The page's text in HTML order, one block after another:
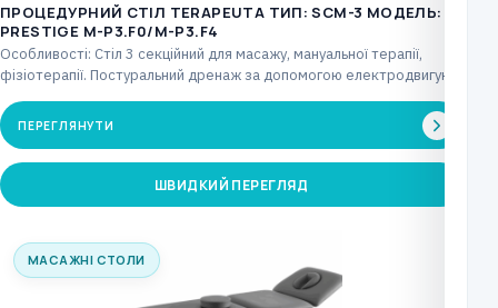
ПРОЦЕДУРНИЙ СТІЛ TERAPEUTA ТИП: SCM-3 МОДЕЛЬ:
PRESTIGE М-P3.F0/М-P3.F4
Особливості: Стіл 3 секційний для масажу, мануальної терапії,
фізіотерапії. Постуральний дренаж за допомогою електродвигуна,
ПЕРЕГЛЯНУТИ
ШВИДКИЙ ПЕРЕГЛЯД
МАСАЖНІ СТОЛИ